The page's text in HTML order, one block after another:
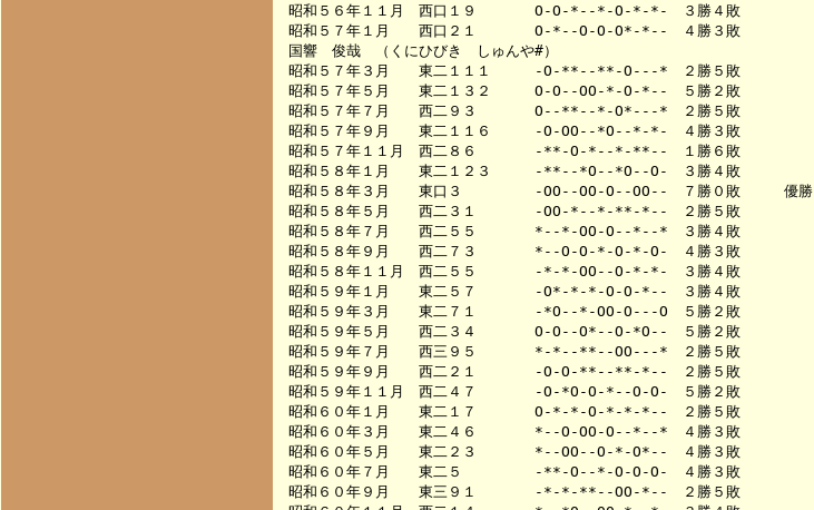
昭和５６年１１月　西口１９　　　　O-O-*--*-O-*-*-　３勝４敗
昭和５７年１月　　西口２１　　　　O-*--O-O-O*-*--　４勝３敗
国響　俊哉　（くにひびき　しゅんや#）
昭和５７年３月　　東二１１１　　　-O-**--**-O---*　２勝５敗
昭和５７年５月　　東二１３２　　　O-O--OO-*-O-*--　５勝２敗
昭和５７年７月　　西二９３　　　　O--**--*-O*---*　２勝５敗
昭和５７年９月　　東二１１６　　　-O-OO--*O--*-*-　４勝３敗
昭和５７年１１月　西二８６　　　　-**-O-*--*-**--　１勝６敗
昭和５８年１月　　東二１２３　　　-**--*O--*O--O-　３勝４敗
昭和５８年３月　　東口３　　　　　-OO--OO-O--OO--　７勝０敗　　　優勝
昭和５８年５月　　西二３１　　　　-OO-*--*-**-*--　２勝５敗
昭和５８年７月　　西二５５　　　　*--*-OO-O--*--*　３勝４敗
昭和５８年９月　　西二７３　　　　*--O-O-*-O-*-O-　４勝３敗
昭和５８年１１月　西二５５　　　　-*-*-OO--O-*-*-　３勝４敗
昭和５９年１月　　東二５７　　　　-O*-*-*-O-O-*--　３勝４敗
昭和５９年３月　　東二７１　　　　-*O--*-OO-O---O　５勝２敗
昭和５９年５月　　西二３４　　　　O-O--O*--O-*O--　５勝２敗
昭和５９年７月　　西三９５　　　　*-*--**--OO---*　２勝５敗
昭和５９年９月　　西二２１　　　　-O-O-**--**-*--　２勝５敗
昭和５９年１１月　西二４７　　　　-O-*O-O-*--O-O-　５勝２敗
昭和６０年１月　　東二１７　　　　O-*-*-O-*-*-*--　２勝５敗
昭和６０年３月　　東二４６　　　　*--O-OO-O--*--*　４勝３敗
昭和６０年５月　　東二２３　　　　*--OO--O-*-O*--　４勝３敗
昭和６０年７月　　東二５　　　　　-**-O--*-O-O-O-　４勝３敗
昭和６０年９月　　東三９１　　　　-*-*-**--OO-*--　２勝５敗